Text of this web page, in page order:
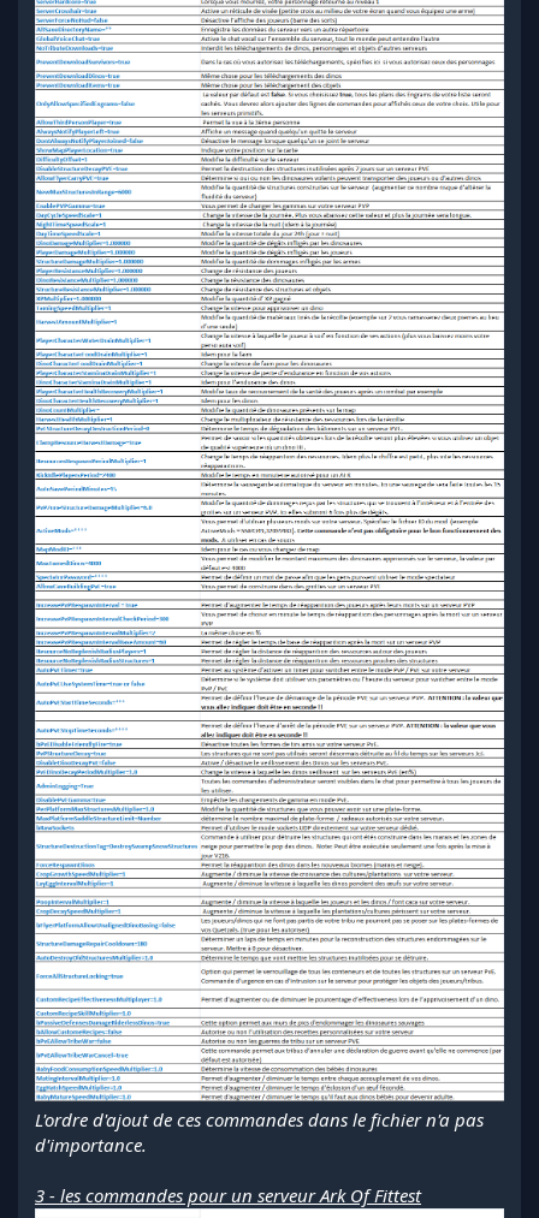
L'ordre d'ajout de ces commandes dans le fichier n'a pas
d'importance.
3 - les commandes pour un serveur Ark Of Fittest